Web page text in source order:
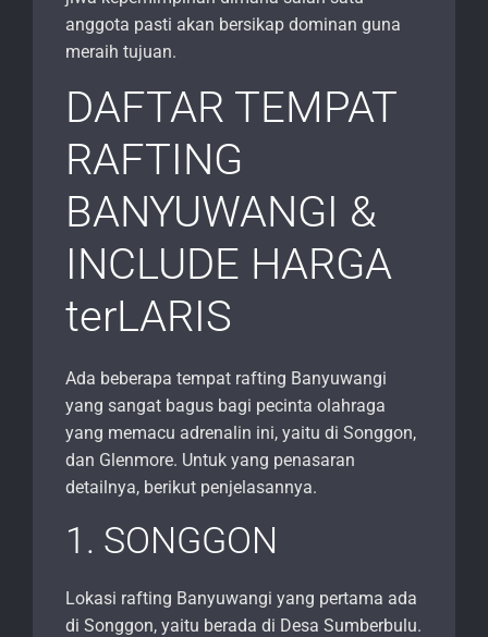
anggota pasti akan bersikap dominan guna
meraih tujuan.
DAFTAR TEMPAT
RAFTING
BANYUWANGI &
INCLUDE HARGA
terLARIS
Ada beberapa tempat rafting Banyuwangi
yang sangat bagus bagi pecinta olahraga
yang memacu adrenalin ini, yaitu di Songgon,
dan Glenmore. Untuk yang penasaran
detailnya, berikut penjelasannya.
1. SONGGON
Lokasi rafting Banyuwangi yang pertama ada
di Songgon, yaitu berada di Desa Sumberbulu.